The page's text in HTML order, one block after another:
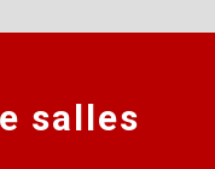
salles